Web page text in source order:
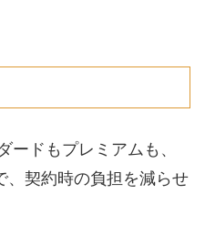
ードもプレミアムも、
、契約時の負担を減らせ